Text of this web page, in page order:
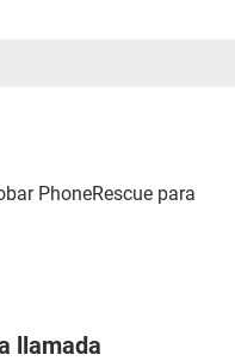
PhoneRescue para
llamada